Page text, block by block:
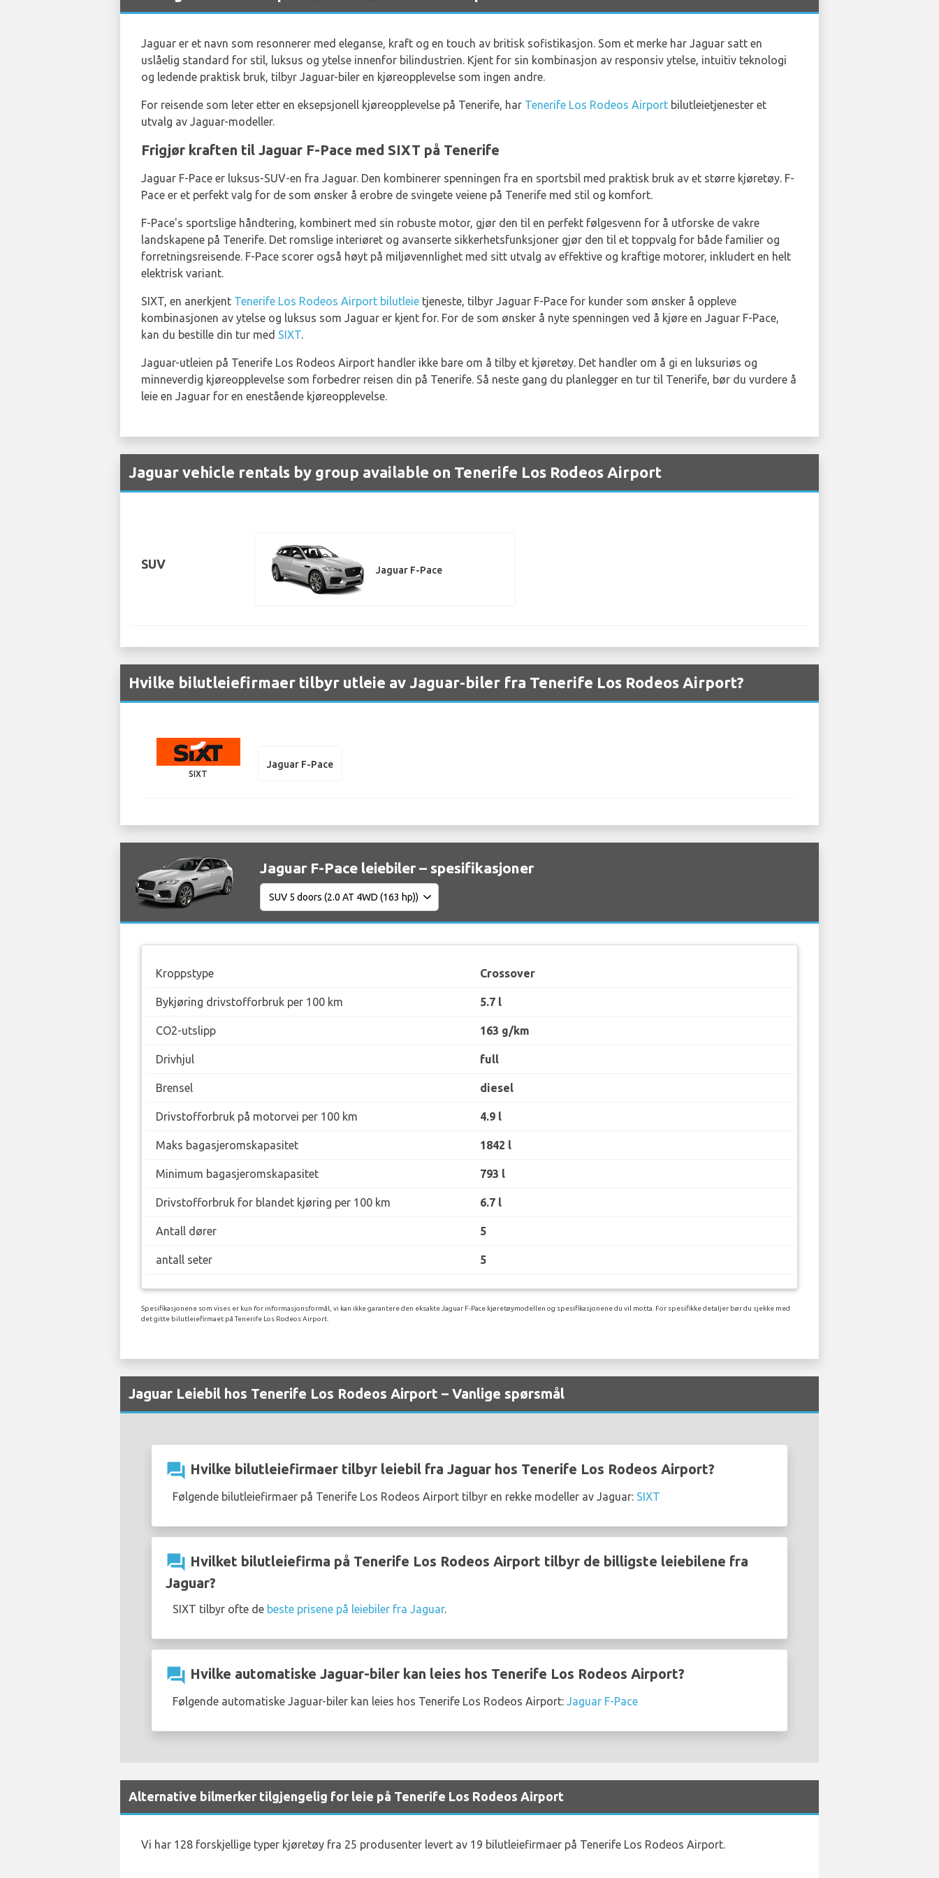
Jaguar er et navn som resonnerer med eleganse, kraft og en touch av britisk sofistikasjon. Som et merke har Jaguar satt en
uslåelig standard for stil, luksus og ytelse innenfor bilindustrien. Kjent for sin kombinasjon av responsiv ytelse, intuitiv teknologi
og ledende praktisk bruk, tilbyr Jaguar-biler en kjøreopplevelse som ingen andre.
For reisende som leter etter en eksepsjonell kjøreopplevelse på Tenerife, har Tenerife Los Rodeos Airport bilutleietjenester et
utvalg av Jaguar-modeller.
Frigjør kraften til Jaguar F-Pace med SIXT på Tenerife
Jaguar F-Pace er luksus-SUV-en fra Jaguar. Den kombinerer spenningen fra en sportsbil med praktisk bruk av et større kjøretøy. F-
Pace er et perfekt valg for de som ønsker å erobre de svingete veiene på Tenerife med stil og komfort.
F-Pace's sportslige håndtering, kombinert med sin robuste motor, gjør den til en perfekt følgesvenn for å utforske de vakre
landskapene på Tenerife. Det romslige interiøret og avanserte sikkerhetsfunksjoner gjør den til et toppvalg for både familier og
forretningsreisende. F-Pace scorer også høyt på miljøvennlighet med sitt utvalg av effektive og kraftige motorer, inkludert en helt
elektrisk variant.
SIXT, en anerkjent Tenerife Los Rodeos Airport bilutleie tjeneste, tilbyr Jaguar F-Pace for kunder som ønsker å oppleve
kombinasjonen av ytelse og luksus som Jaguar er kjent for. For de som ønsker å nyte spenningen ved å kjøre en Jaguar F-Pace,
kan du bestille din tur med SIXT.
Jaguar-utleien på Tenerife Los Rodeos Airport handler ikke bare om å tilby et kjøretøy. Det handler om å gi en luksuriøs og
minneverdig kjøreopplevelse som forbedrer reisen din på Tenerife. Så neste gang du planlegger en tur til Tenerife, bør du vurdere å
leie en Jaguar for en enestående kjøreopplevelse.
Jaguar vehicle rentals by group available on Tenerife Los Rodeos Airport
SUV Jaguar F-Pace
Hvilke bilutleiefirmaer tilbyr utleie av Jaguar-biler fra Tenerife Los Rodeos Airport?
SIXT
Jaguar F-Pace
Jaguar F-Pace leiebiler – spesifikasjoner
Kroppstype Crossover
Bykjøring drivstofforbruk per 100 km 5.7 l
CO2-utslipp 163 g/km
Drivhjul full
Brensel diesel
Drivstofforbruk på motorvei per 100 km 4.9 l
Maks bagasjeromskapasitet 1842 l
Minimum bagasjeromskapasitet 793 l
Drivstofforbruk for blandet kjøring per 100 km 6.7 l
Antall dører 5
antall seter 5
Spesifikasjonene som vises er kun for informasjonsformål, vi kan ikke garantere den eksakte Jaguar F-Pace kjøretøymodellen og spesifikasjonene du vil motta. For spesifikke detaljer bør du sjekke med
det gitte bilutleiefirmaet på Tenerife Los Rodeos Airport.
Jaguar Leiebil hos Tenerife Los Rodeos Airport – Vanlige spørsmål
question_answer Hvilke bilutleiefirmaer tilbyr leiebil fra Jaguar hos Tenerife Los Rodeos Airport?
Følgende bilutleiefirmaer på Tenerife Los Rodeos Airport tilbyr en rekke modeller av Jaguar: SIXT
question_answer Hvilket bilutleiefirma på Tenerife Los Rodeos Airport tilbyr de billigste leiebilene fra
Jaguar?
SIXT tilbyr ofte de beste prisene på leiebiler fra Jaguar.
question_answer Hvilke automatiske Jaguar-biler kan leies hos Tenerife Los Rodeos Airport?
Følgende automatiske Jaguar-biler kan leies hos Tenerife Los Rodeos Airport: Jaguar F-Pace
Alternative bilmerker tilgjengelig for leie på Tenerife Los Rodeos Airport
Vi har 128 forskjellige typer kjøretøy fra 25 produsenter levert av 19 bilutleiefirmaer på Tenerife Los Rodeos Airport.